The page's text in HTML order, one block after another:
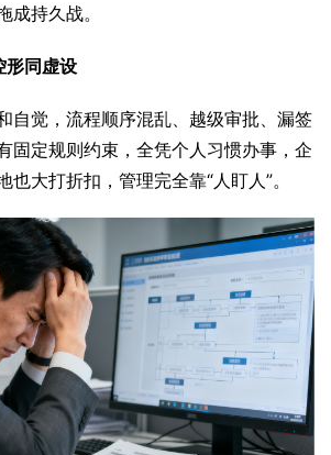
成持久战。
形同虚设
自觉，流程顺序混乱、越级审批、漏签
固定规则约束，全凭个人习惯办事，企
也大打折扣，管理完全靠“人盯人”。